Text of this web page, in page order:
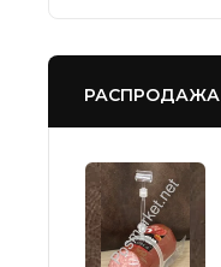
РАСПРОДАЖА